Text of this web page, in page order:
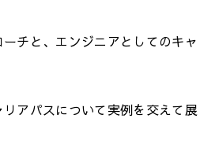
チと、エンジニアとしてのキャ
アパスについて実例を交えて展